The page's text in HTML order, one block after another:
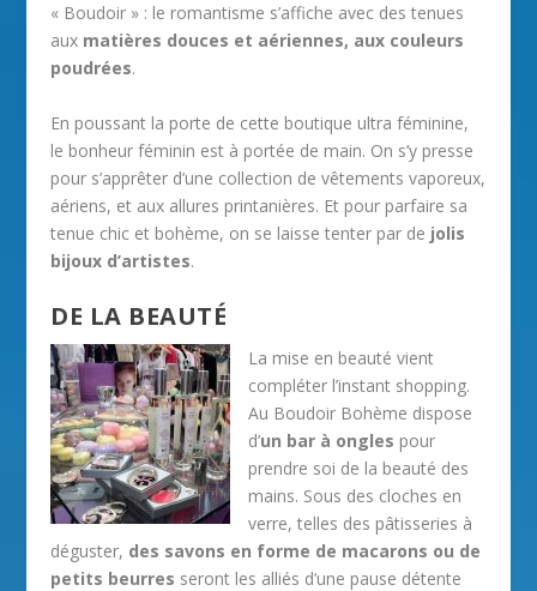
« Boudoir » : le romantisme s’affiche avec des tenues
aux matières douces et aériennes, aux couleurs
poudrées.
En poussant la porte de cette boutique ultra féminine,
le bonheur féminin est à portée de main. On s’y presse
pour s’apprêter d’une collection de vêtements vaporeux,
aériens, et aux allures printanières. Et pour parfaire sa
tenue chic et bohème, on se laisse tenter par de jolis
bijoux d’artistes.
DE LA BEAUTÉ
La mise en beauté vient
compléter l’instant shopping.
Au Boudoir Bohème dispose
d’un bar à ongles pour
prendre soi de la beauté des
mains. Sous des cloches en
verre, telles des pâtisseries à
déguster, des savons en forme de macarons ou de
petits beurres seront les alliés d’une pause détente